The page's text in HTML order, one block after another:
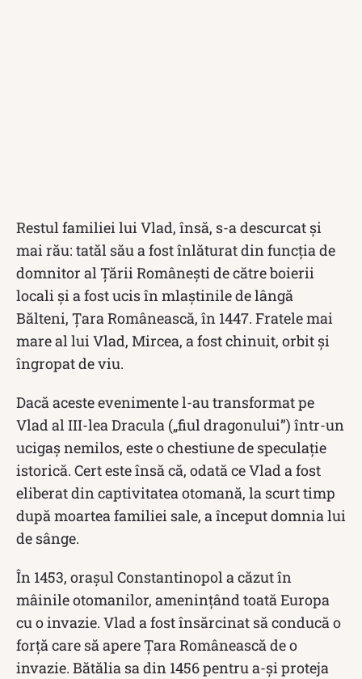
Restul familiei lui Vlad, însă, s-a descurcat și
mai rău: tatăl său a fost înlăturat din funcția de
domnitor al Țării Românești de către boierii
locali și a fost ucis în mlaștinile de lângă
Bălteni, Țara Românească, în 1447. Fratele mai
mare al lui Vlad, Mircea, a fost chinuit, orbit și
îngropat de viu.
Dacă aceste evenimente l-au transformat pe
Vlad al III-lea Dracula („fiul dragonului”) într-un
ucigaș nemilos, este o chestiune de speculație
istorică. Cert este însă că, odată ce Vlad a fost
eliberat din captivitatea otomană, la scurt timp
după moartea familiei sale, a început domnia lui
de sânge.
În 1453, orașul Constantinopol a căzut în
mâinile otomanilor, amenințând toată Europa
cu o invazie. Vlad a fost însărcinat să conducă o
forță care să apere Țara Românească de o
invazie. Bătălia sa din 1456 pentru a-și proteja